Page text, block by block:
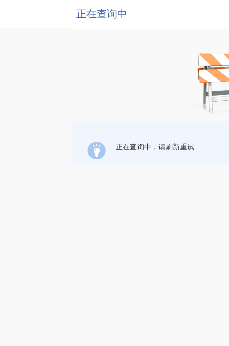
正在查询中
正在查询中，请刷新重试